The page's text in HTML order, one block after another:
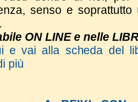
senso e
ON LINE e nelle
e vai alla scheda del
più